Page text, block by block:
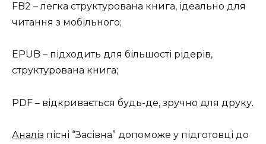
FB2 – легка структурована книга, ідеально для
читання з мобільного;
EPUB – підходить для більшості рідерів,
структурована книга;
PDF – відкривається будь-де, зручно для друку.
Аналіз пісні “Засівна” допоможе у підготовці до